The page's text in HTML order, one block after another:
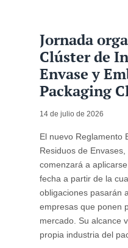
Jornada
Clúster de
Envase y
Packaging
14 de julio de 2026
El nuevo Reglamento
Residuos de Envases,
comenzará a
fecha a partir de la
obligaciones pasarán
empresas que ponen
mercado. Su alcance
propia industria del